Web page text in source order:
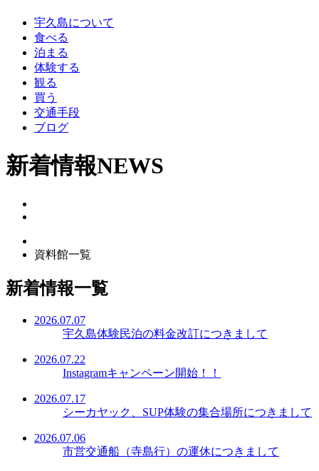
宇久島について
食べる
泊まる
体験する
観る
買う
交通手段
ブログ
新着情報NEWS
資料館一覧
新着情報一覧
2026.07.07
宇久島体験民泊の料金改訂につきまして
2026.07.22
Instagramキャンペーン開始！！
2026.07.17
シーカヤック、SUP体験の集合場所につきまして
2026.07.06
市営交通船（寺島行）の運休につきまして